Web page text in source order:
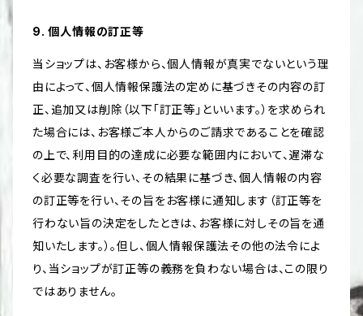
9. 個人情報の訂正等
当ショップは、お客様から、個人情報が真実でないという理
由によって、個人情報保護法の定めに基づきその内容の訂
正、追加又は削除（以下「訂正等」といいます。）を求められ
た場合には、お客様ご本人からのご請求であることを確認
の上で、利用目的の達成に必要な範囲内において、遅滞な
く必要な調査を行い、その結果に基づき、個人情報の内容
の訂正等を行い、その旨をお客様に通知します（訂正等を
行わない旨の決定をしたときは、お客様に対しその旨を通
知いたします。）。但し、個人情報保護法その他の法令によ
り、当ショップが訂正等の義務を負わない場合は、この限り
ではありません。